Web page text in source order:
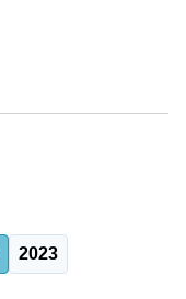
2023